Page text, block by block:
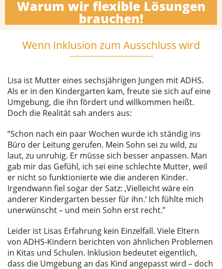
Warum wir flexible Lösungen
brauchen!
Wenn Inklusion zum Ausschluss wird
Lisa ist Mutter eines sechsjährigen Jungen mit ADHS.
Als er in den Kindergarten kam, freute sie sich auf eine
Umgebung, die ihn fördert und willkommen heißt.
Doch die Realität sah anders aus:
“Schon nach ein paar Wochen wurde ich ständig ins
Büro der Leitung gerufen. Mein Sohn sei zu wild, zu
laut, zu unruhig. Er müsse sich besser anpassen. Man
gab mir das Gefühl, ich sei eine schlechte Mutter, weil
er nicht so funktionierte wie die anderen Kinder.
Irgendwann fiel sogar der Satz: ‚Vielleicht wäre ein
anderer Kindergarten besser für ihn.‘ Ich fühlte mich
unerwünscht – und mein Sohn erst recht.”
Leider ist Lisas Erfahrung kein Einzelfall. Viele Eltern
von ADHS-Kindern berichten von ähnlichen Problemen
in Kitas und Schulen. Inklusion bedeutet eigentlich,
dass die Umgebung an das Kind angepasst wird – doch